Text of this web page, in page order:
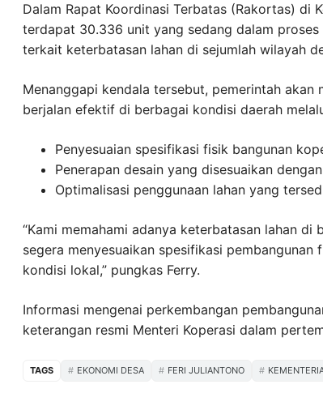
Dalam Rapat Koordinasi Terbatas (Rakortas) di
terdapat 30.336 unit yang sedang dalam
terkait keterbatasan lahan di sejumlah wilayah
Menanggapi kendala tersebut, pemerintah
berjalan efektif di berbagai kondisi daerah
Penyesuaian spesifikasi fisik bangunan
Penerapan desain yang disesuaikan
Optimalisasi penggunaan lahan yang
“Kami memahami adanya keterbatasan lahan
segera menyesuaikan spesifikasi
kondisi lokal,” pungkas Ferry.
Informasi mengenai perkembangan
keterangan resmi Menteri Koperasi dalam
TAGS EKONOMI DESA FERI JULIANTONO